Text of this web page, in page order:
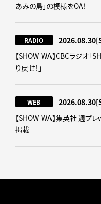
あみの島」の模様をOA！
RADIO 2026.08.30
【SHOW-WA】CBCラジオ
り戻せ！｣
WEB 2026.08.30
【SHOW-WA】集英社 週
掲載